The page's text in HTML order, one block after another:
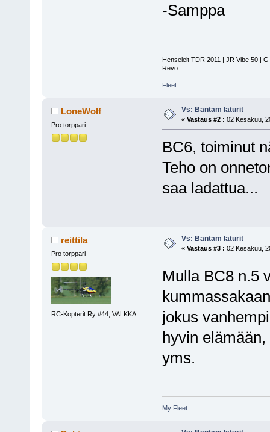
-Samppa
Henseleit TDR 2011 | JR Vibe 50 |
Revo
Fleet
LoneWolf
Pro torppari
Vs: Bantam laturit
« Vastaus #2 : 02 Kesäkuu,
BC6, toiminut
Teho on
saa ladattua...
reittila
Pro torppari
RC-Kopterit Ry #44, VALKKA
Vs: Bantam laturit
« Vastaus #3 : 02 Kesäkuu,
Mulla BC8 n.5
jokus
hyvin
yms.
My Fleet